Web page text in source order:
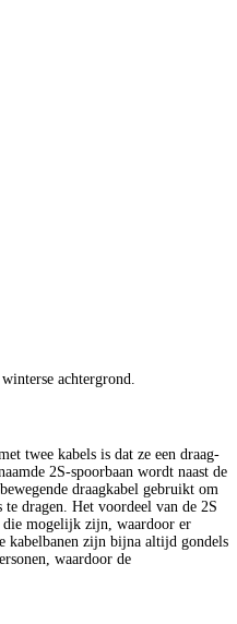
achtergrond.
twee kabels is dat ze een draag-
2S-spoorbaan wordt naast de
draagkabel gebruikt om
te dragen. Het voordeel van de 2S
die mogelijk zijn, waardoor er
kabelbanen zijn bijna altijd gondels
waardoor de